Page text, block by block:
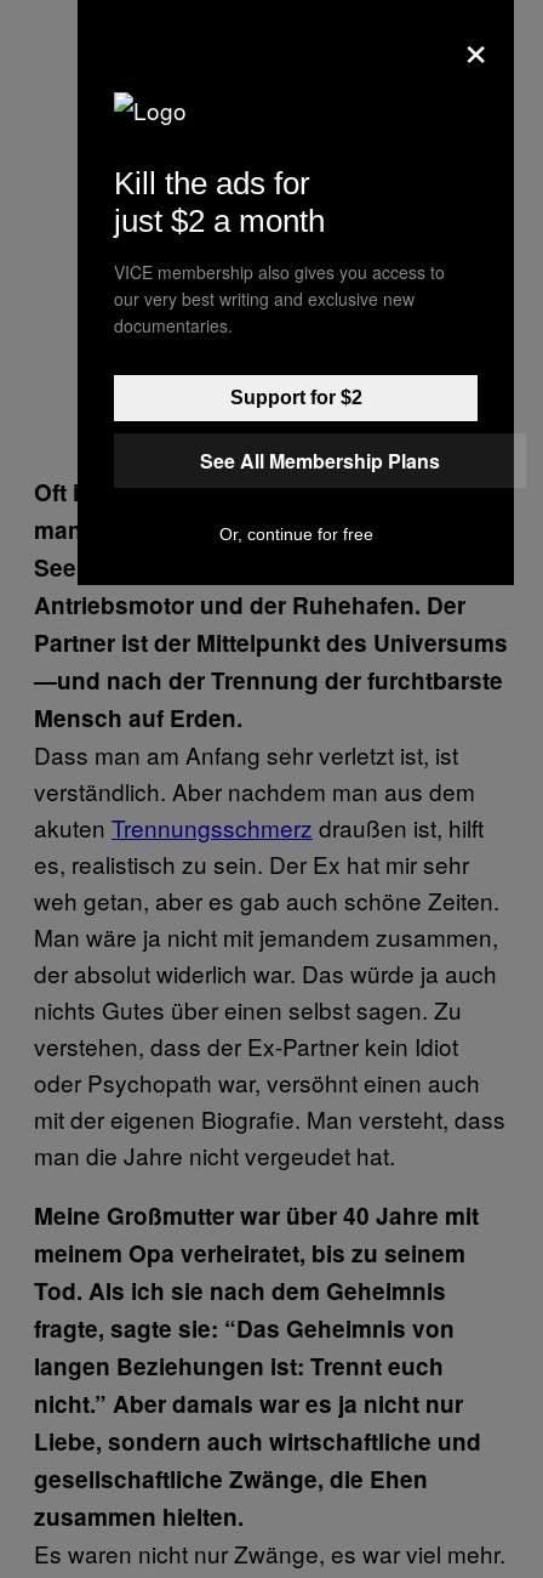
Oft ist es so, dass der Mensch, mit dem
man zusammen ist, alles sein soll:
Seelenverwandter, bester Liebhaber, der
Antriebsmotor und der Ruhehafen. Der
Partner ist der Mittelpunkt des Universums
—und nach der Trennung der furchtbarste
Mensch auf Erden.
Dass man am Anfang sehr verletzt ist, ist
verständlich. Aber nachdem man aus dem
akuten Trennungsschmerz draußen ist, hilft
es, realistisch zu sein. Der Ex hat mir sehr
weh getan, aber es gab auch schöne Zeiten.
Man wäre ja nicht mit jemandem zusammen,
der absolut widerlich war. Das würde ja auch
nichts Gutes über einen selbst sagen. Zu
verstehen, dass der Ex-Partner kein Idiot
oder Psychopath war, versöhnt einen auch
mit der eigenen Biografie. Man versteht, dass
man die Jahre nicht vergeudet hat.
Meine Großmutter war über 40 Jahre mit
meinem Opa verheiratet, bis zu seinem
Tod. Als ich sie nach dem Geheimnis
fragte, sagte sie: “Das Geheimnis von
langen Beziehungen ist: Trennt euch
nicht.” Aber damals war es ja nicht nur
Liebe, sondern auch wirtschaftliche und
gesellschaftliche Zwänge, die Ehen
zusammen hielten.
Es waren nicht nur Zwänge, es war viel mehr.
×
Kill the ads for
just $2 a month
VICE membership also gives you access to
our very best writing and exclusive new
documentaries.
Support for $2
See All Membership Plans
Or, continue for free